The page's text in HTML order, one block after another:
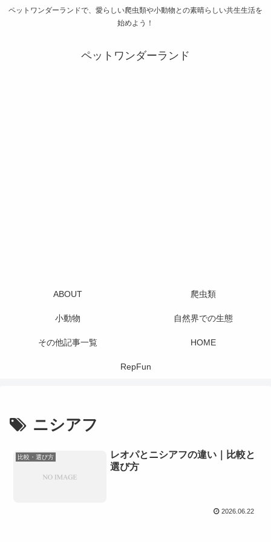
ペットワンダーランドで、愛らしい爬虫類や小動物との素晴らしい共生生活を
始めよう！
ペットワンダーランド
ABOUT 爬虫類
小動物 自然界での生態
その他記事一覧 HOME
RepFun
ニシアフ
比較・選び方
レオパとニシアフの違い｜比較と
選び方
2026.06.22